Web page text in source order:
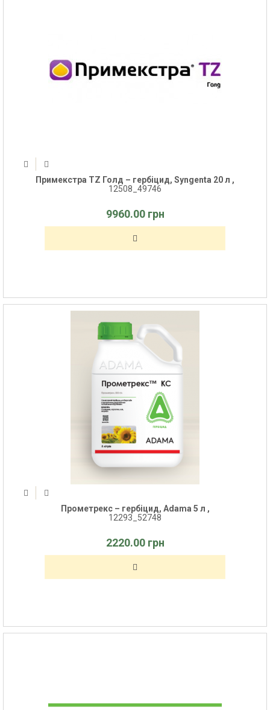
Примекстра TZ Голд – гербіцид, Syngenta 20 л ,
12508_49746
9960.00 грн
Прометрекс – гербіцид, Adama 5 л ,
12293_52748
2220.00 грн